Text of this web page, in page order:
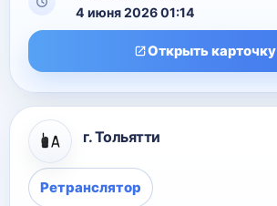
4 июня 2026 01:14
Открыть карточку
г. Тольятти
Ретранслятор